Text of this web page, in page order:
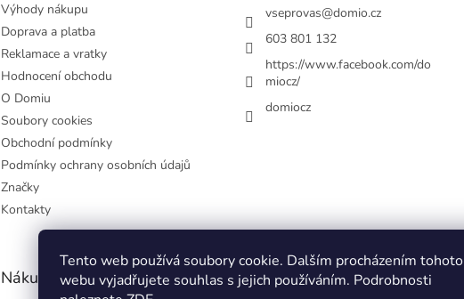
Tento web používá soubory cookie. Dalším procházením tohoto
webu vyjadřujete souhlas s jejich používáním. Podrobnosti
Výhody nákupu
Doprava a platba
Reklamace a vratky
Hodnocení obchodu
O Domiu
Soubory cookies
Obchodní podmínky
Podmínky ochrany osobních údajů
Značky
Kontakty
vseprovas@domio.cz
603 801 132
https://www.facebook.com/do
miocz/
domiocz
Nákupní košík